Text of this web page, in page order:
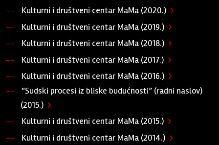
Kulturni i društveni centar MaMa (2020.)
Kulturni i društveni centar MaMa (2019.)
Kulturni i društveni centar MaMa (2018.)
Kulturni i društveni centar MaMa (2017.)
Kulturni i društveni centar MaMa (2016.)
“Sudski procesi iz bliske budućnosti” (radni naslov)
(2015.)
Kulturni i društveni centar MaMa (2015.)
Kulturni i društveni centar MaMa (2014.)